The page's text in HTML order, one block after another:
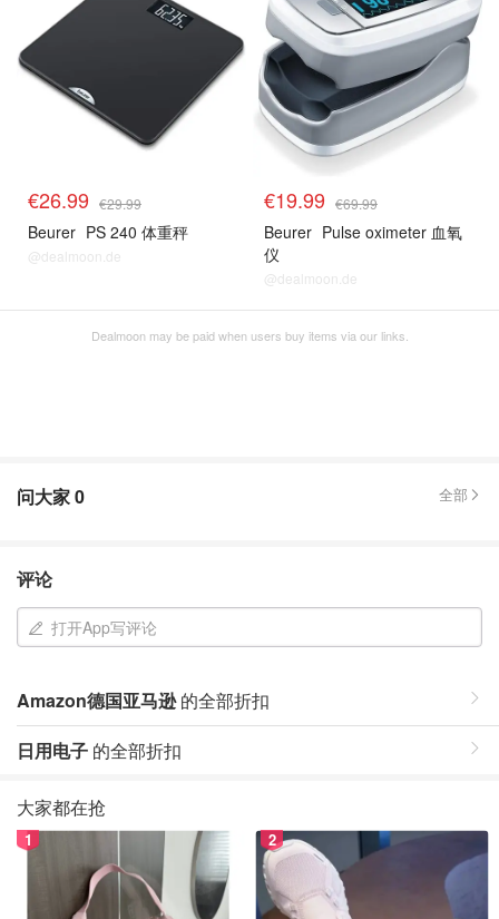
€26.99 €29.99
Beurer PS 240 体重秤
@dealmoon.de
€19.99 €69.99
Beurer Pulse oximeter 血氧
仪
@dealmoon.de
Dealmoon may be paid when users buy items via our links.
问大家0 全部
评论
打开App写评论
Amazon德国亚马逊的全部折扣
日用电子 的全部折扣
大家都在抢
1 2